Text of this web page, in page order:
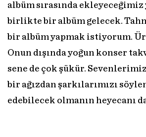
albüm sırasında
birlikte bir albüm gelecek.
bir albüm yapmak istiyorum.
Onun dışında yoğun konser
sene de çok şükür.
bir ağızdan şarkılarımızı
edebilecek olmanın heyecanı